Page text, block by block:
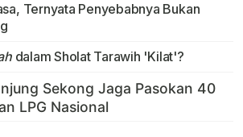
Ternyata Penyebabnya Bukan
dalam Sholat Tarawih 'Kilat'?